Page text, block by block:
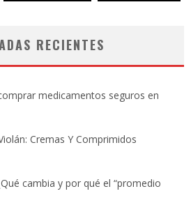
RECIENTES
medicamentos seguros en
Cremas Y Comprimidos
cambia y por qué el “promedio